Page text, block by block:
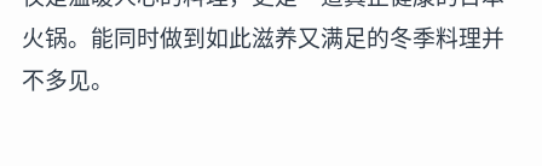
火锅。能同时做到如此滋养又满足的冬季料理并
不多见。